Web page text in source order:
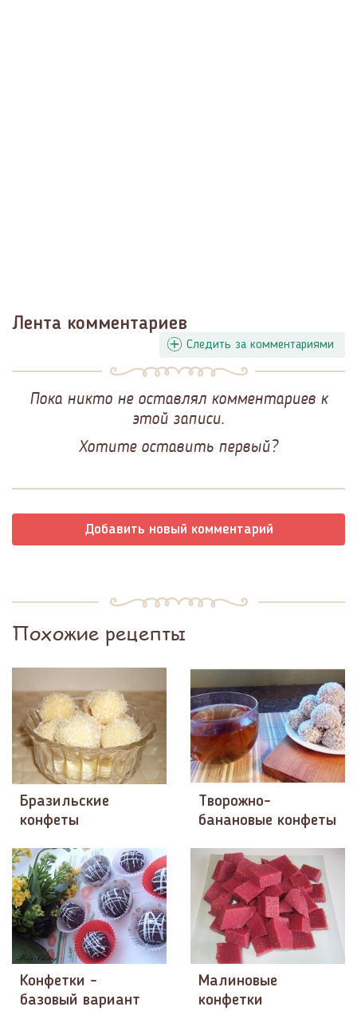
Лента комментариев
Следить за комментариями
Пока никто не оставлял комментариев к
этой записи.
Хотите оставить первый?
Добавить новый комментарий
Похожие рецепты
Бразильские
конфеты
Творожно-
банановые конфеты
Конфетки -
базовый вариант
Малиновые
конфетки